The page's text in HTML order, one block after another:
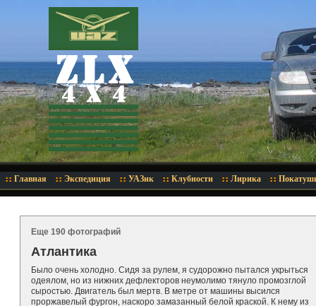
Главная Экспедиция УАЗик Клубности Лирика
Еще 190 фотографий
Атлантика
Было очень холодно. Сидя за рулем, я судорожно пытался укрыться
одеялом, но из нижних дефлекторов неумолимо тянуло промозглой
сыростью. Двигатель был мертв. В метре от машины высился
проржавелый фургон, наскоро замазанный белой краской. К нему из